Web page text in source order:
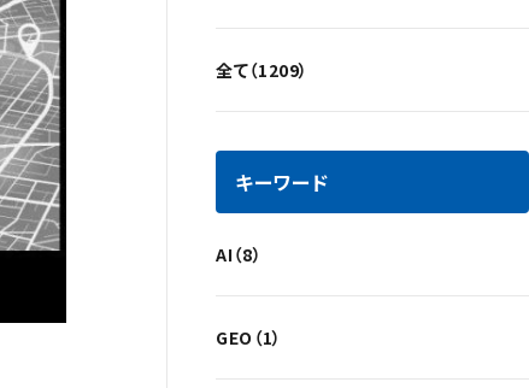
全て（1209）
キーワード
AI（8）
GEO（1）